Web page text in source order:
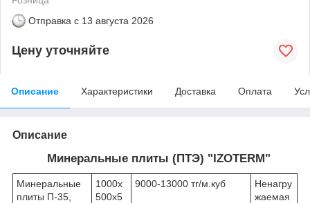
Отправка с 13 августа 2026
Цену уточняйте
Описание Характеристики Доставка Оплата
Описание
Минеральные плиты (ПТЭ) "IZOTERM"
Минеральные
плиты П-35,
1000х
500х5
9000-13000 тг/м.куб
Ненагру
жаемая